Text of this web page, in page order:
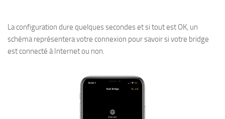
La configuration dure quelques secondes et si tout est OK, un
schéma représentera votre connexion pour savoir si votre bridge
est connecté à Internet ou non.